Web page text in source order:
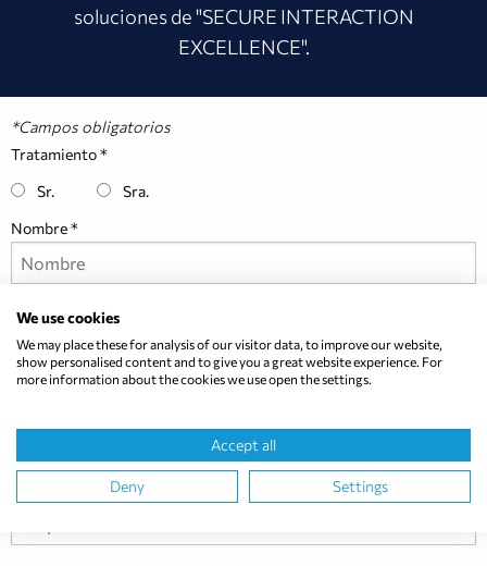
soluciones de "SECURE INTERACTION
EXCELLENCE".
*Campos obligatorios
Tratamiento
Sr.
Sra.
Nombre
Apellidos
We use cookies
We may place these for analysis of our visitor data, to improve our website,
show personalised content and to give you a great website experience. For
more information about the cookies we use open the settings.
Accept all
Deny Settings